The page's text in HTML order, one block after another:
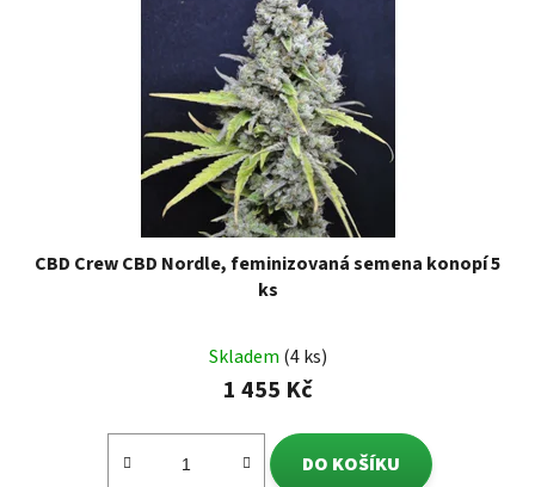
CBD Crew CBD Nordle, feminizovaná semena konopí 5
ks
Skladem (4 ks)
1 455 Kč
DO KOŠÍKU